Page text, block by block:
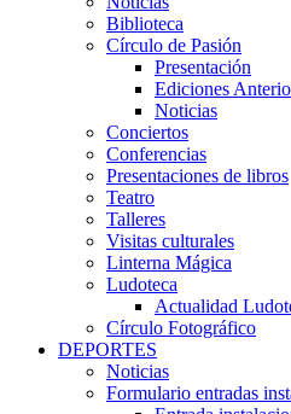
Biblioteca
Círculo de Pasión
Presentación
Ediciones
Noticias
Conciertos
Conferencias
Presentaciones de libros
Teatro
Talleres
Visitas culturales
Linterna Mágica
Ludoteca
Actualidad
Círculo Fotográfico
DEPORTES
Noticias
Formulario entradas